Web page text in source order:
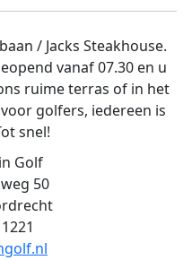
/ Jacks Steakhouse.
vanaf 07.30 en u
ruime terras of in het
golfers, iedereen is
snel!
Golf
50